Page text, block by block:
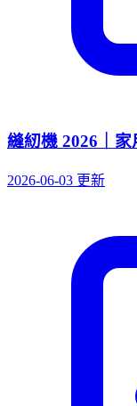
縫紉機 2026｜
2026-06-03 更新